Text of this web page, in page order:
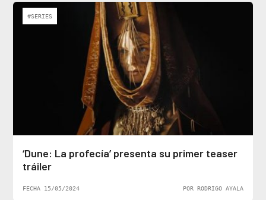
#SERIES
‘Dune: La profecía’ presenta su primer teaser
tráiler
FECHA 15/05/2024 POR RODRIGO AYALA